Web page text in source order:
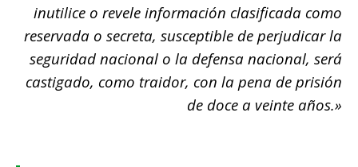
inutilice o revele información clasificada como
reservada o secreta, susceptible de perjudicar la
seguridad nacional o la defensa nacional, será
castigado, como traidor, con la pena de prisión
de doce a veinte años.»